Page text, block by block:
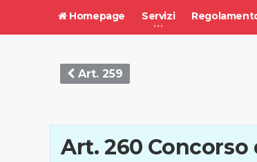
Homepage Servizi
Art. 259
Art. 260